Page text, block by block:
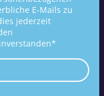
E-Mails zu
jederzeit